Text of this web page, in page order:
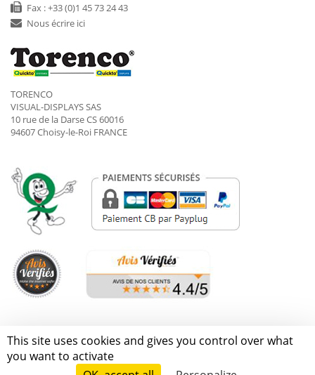
Fax : +33 (0)1 45 73 24 43
Nous écrire ici
TORENCO
VISUAL-DISPLAYS SAS
10 rue de la Darse CS 60016
94607 Choisy-le-Roi FRANCE
Torenco © Tous droits réservés
Conditions générales de vente
Gestion des cookies
Données personnelles
This site uses cookies and gives you control over what
you want to activate